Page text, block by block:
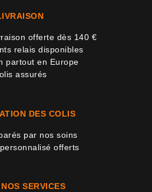
offerte dès 140 €
relais disponibles
partout en Europe
assurés
DES COLIS
par nos soins
offerts
SERVICES